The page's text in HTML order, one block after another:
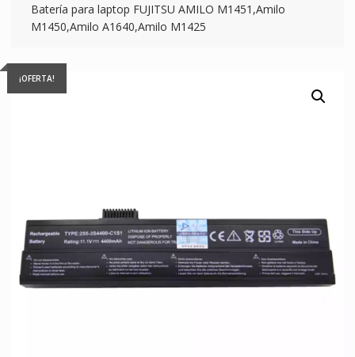
Batería para laptop FUJITSU AMILO M1451,Amilo
M1450,Amilo A1640,Amilo M1425
¡OFERTA!